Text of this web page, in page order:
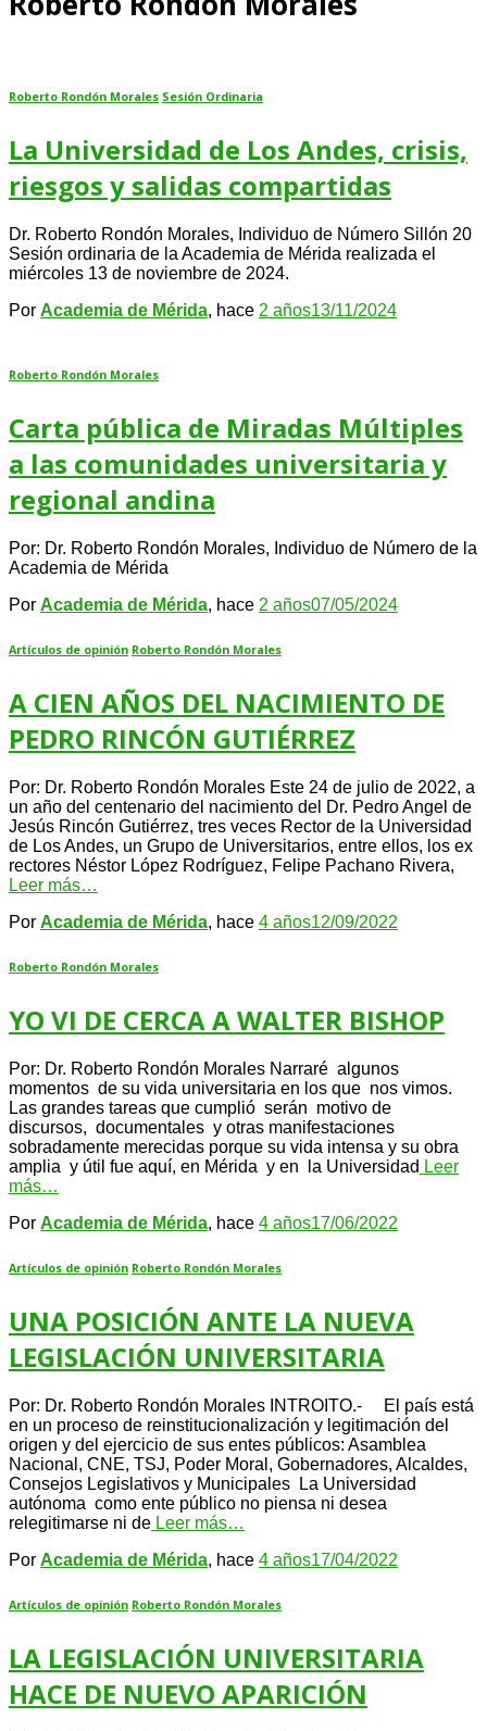
Roberto Rondón Morales Sesión Ordinaria
La Universidad de Los Andes, crisis,
riesgos y salidas compartidas
Dr. Roberto Rondón Morales, Individuo de Número Sillón 20
Sesión ordinaria de la Academia de Mérida realizada el
miércoles 13 de noviembre de 2024.
Por Academia de Mérida, hace 2 años13/11/2024
Roberto Rondón Morales
Carta pública de Miradas Múltiples
a las comunidades universitaria y
regional andina
Por: Dr. Roberto Rondón Morales, Individuo de Número de la
Academia de Mérida
Por Academia de Mérida, hace 2 años07/05/2024
Artículos de opinión Roberto Rondón Morales
A CIEN AÑOS DEL NACIMIENTO DE
PEDRO RINCÓN GUTIÉRREZ
Por: Dr. Roberto Rondón Morales Este 24 de julio de 2022, a
un año del centenario del nacimiento del Dr. Pedro Angel de
Jesús Rincón Gutiérrez, tres veces Rector de la Universidad
de Los Andes, un Grupo de Universitarios, entre ellos, los ex
rectores Néstor López Rodríguez, Felipe Pachano Rivera,
Leer más…
Por Academia de Mérida, hace 4 años12/09/2022
Roberto Rondón Morales
YO VI DE CERCA A WALTER BISHOP
Por: Dr. Roberto Rondón Morales Narraré algunos
momentos de su vida universitaria en los que nos vimos.
Las grandes tareas que cumplió serán motivo de
discursos, documentales y otras manifestaciones
sobradamente merecidas porque su vida intensa y su obra
amplia y útil fue aquí, en Mérida y en la Universidad Leer
más…
Por Academia de Mérida, hace 4 años17/06/2022
Artículos de opinión Roberto Rondón Morales
UNA POSICIÓN ANTE LA NUEVA
LEGISLACIÓN UNIVERSITARIA
Por: Dr. Roberto Rondón Morales INTROITO.- El país está
en un proceso de reinstitucionalización y legitimación del
origen y del ejercicio de sus entes públicos: Asamblea
Nacional, CNE, TSJ, Poder Moral, Gobernadores, Alcaldes,
Consejos Legislativos y Municipales La Universidad
autónoma como ente público no piensa ni desea
relegitimarse ni de Leer más…
Por Academia de Mérida, hace 4 años17/04/2022
Artículos de opinión Roberto Rondón Morales
LA LEGISLACIÓN UNIVERSITARIA
HACE DE NUEVO APARICIÓN